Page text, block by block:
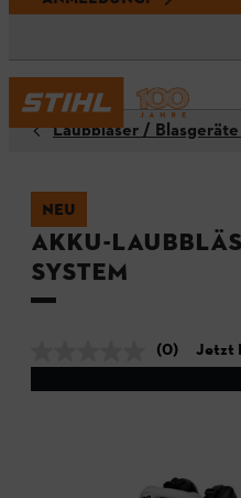
Laubbläser /
NEU
Akku-
System
(0) Jetzt